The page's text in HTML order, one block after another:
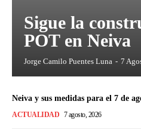
Sigue la
POT en Neiva
Jorge Camilo Puentes Luna - 7
Neiva y sus medidas para el 7 de
ACTUALIDAD 7 agosto, 2026